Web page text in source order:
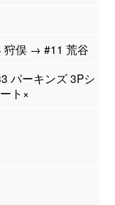
狩俣 → #11 荒谷
パーキンズ 3Pシ
ト×